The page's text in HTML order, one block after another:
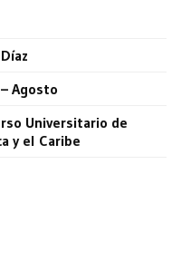
Agosto
Universitario de
y el Caribe